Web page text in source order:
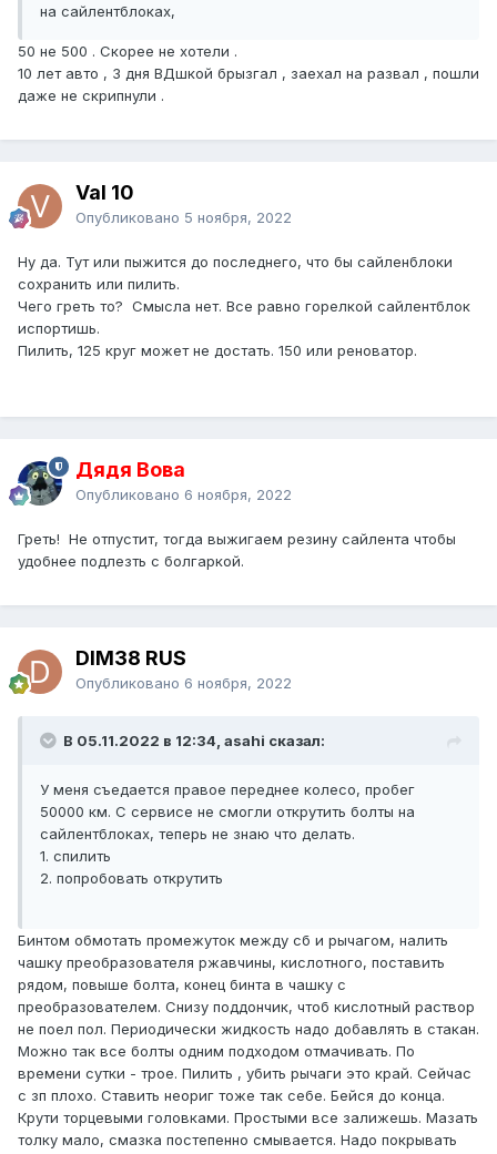
на сайлентблоках,
50 не 500 . Скорее не хотели .
10 лет авто , 3 дня ВДшкой брызгал , заехал на развал , пошли
даже не скрипнули .
Val 10
Опубликовано 5 ноября, 2022
Ну да. Тут или пыжится до последнего, что бы сайленблоки
сохранить или пилить.
Чего греть то? Смысла нет. Все равно горелкой сайлентблок
испортишь.
Пилить, 125 круг может не достать. 150 или реноватор.
Дядя Вова
Опубликовано 6 ноября, 2022
Греть! Не отпустит, тогда выжигаем резину сайлента чтобы
удобнее подлезть с болгаркой.
DIM38 RUS
Опубликовано 6 ноября, 2022
В 05.11.2022 в 12:34, asahi сказал:
У меня съедается правое переднее колесо, пробег
50000 км. С сервисе не смогли открутить болты на
сайлентблоках, теперь не знаю что делать.
1. спилить
2. попробовать открутить
Бинтом обмотать промежуток между сб и рычагом, налить
чашку преобразователя ржавчины, кислотного, поставить
рядом, повыше болта, конец бинта в чашку с
преобразователем. Снизу поддончик, чтоб кислотный раствор
не поел пол. Периодически жидкость надо добавлять в стакан.
Можно так все болты одним подходом отмачивать. По
времени сутки - трое. Пилить , убить рычаги это край. Сейчас
с зп плохо. Ставить неориг тоже так себе. Бейся до конца.
Крути торцевыми головками. Простыми все залижешь. Мазать
толку мало, смазка постепенно смывается. Надо покрывать